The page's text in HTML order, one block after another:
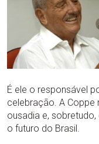
É ele o responsável
celebração. A Coppe
ousadia e,
o futuro do Brasil.